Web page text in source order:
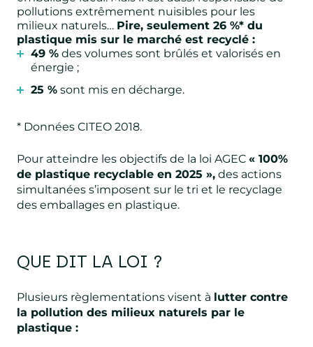
pollutions extrêmement nuisibles pour les
milieux naturels… Pire, seulement 26 %* du
plastique mis sur le marché est recyclé :
49 % des volumes sont brûlés et valorisés en
énergie ;
25 % sont mis en décharge.
* Données CITEO 2018.
Pour atteindre les objectifs de la loi AGEC « 100%
de plastique recyclable en 2025 », des actions
simultanées s’imposent sur le tri et le recyclage
des emballages en plastique.
QUE DIT LA LOI ?
Plusieurs règlementations visent à lutter contre
la pollution des milieux naturels par le
plastique :